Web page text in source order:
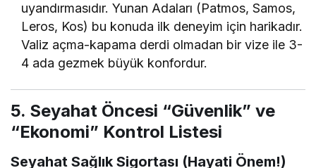
uyandırmasıdır. Yunan Adaları (Patmos, Samos,
Leros, Kos) bu konuda ilk deneyim için harikadır.
Valiz açma-kapama derdi olmadan bir vize ile 3-
4 ada gezmek büyük konfordur.
5. Seyahat Öncesi “Güvenlik” ve
“Ekonomi” Kontrol Listesi
Seyahat Sağlık Sigortası (Hayati Önem!)